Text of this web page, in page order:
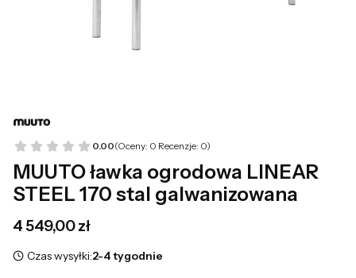
0.00(Oceny: 0 Recenzje: 0)
MUUTO ławka ogrodowa LINEAR
STEEL 170 stal galwanizowana
Cena
4 549,00 zł
Czas wysyłki:2-4 tygodnie